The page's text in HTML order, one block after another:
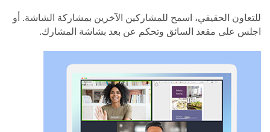
للتعاون الحقيقي، اسمح للمشاركين الآخرين بمشاركة الشاشة. أو
اجلس على مقعد السائق وتحكم عن بعد بشاشة المشارك.